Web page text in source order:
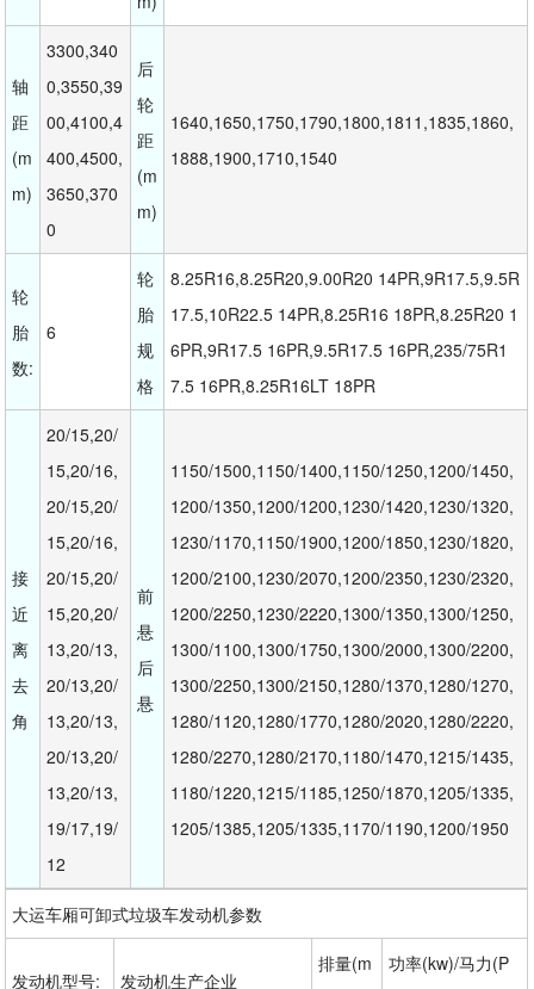
轴
距
(m
m)
3300,340
0,3550,39
00,4100,4
400,4500,
3650,370
0
后
轮
距
(m
m)
1640,1650,1750,1790,1800,1811,1835,1860,
1888,1900,1710,1540
轮
胎
数:
6
轮
胎
规
格
8.25R16,8.25R20,9.00R20 14PR,9R17.5,9.5R
17.5,10R22.5 14PR,8.25R16 18PR,8.25R20 1
6PR,9R17.5 16PR,9.5R17.5 16PR,235/75R1
7.5 16PR,8.25R16LT 18PR
接
近
离
去
角
20/15,20/
15,20/16,
20/15,20/
15,20/16,
20/15,20/
15,20,20/
13,20/13,
20/13,20/
13,20/13,
20/13,20/
13,20/13,
19/17,19/
12
前
悬
后
悬
1150/1500,1150/1400,1150/1250,1200/1450,
1200/1350,1200/1200,1230/1420,1230/1320,
1230/1170,1150/1900,1200/1850,1230/1820,
1200/2100,1230/2070,1200/2350,1230/2320,
1200/2250,1230/2220,1300/1350,1300/1250,
1300/1100,1300/1750,1300/2000,1300/2200,
1300/2250,1300/2150,1280/1370,1280/1270,
1280/1120,1280/1770,1280/2020,1280/2220,
1280/2270,1280/2170,1180/1470,1215/1435,
1180/1220,1215/1185,1250/1870,1205/1335,
1205/1385,1205/1335,1170/1190,1200/1950
大运车厢可卸式垃圾车发动机参数
发动机型号: 发动机生产企业
排量(m
功率(kw)/马力(P